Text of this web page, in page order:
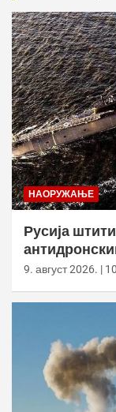
НАОРУЖАЊЕ
Русија
9. август 2026. |